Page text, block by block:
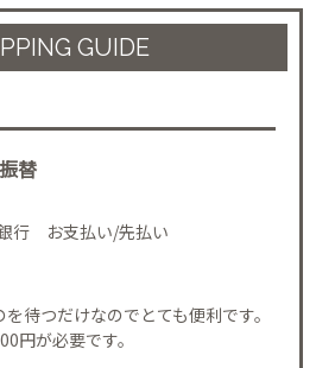
GUIDE
替
行 お支払い/先払い
待つだけなのでとても便利です。
円が必要です。